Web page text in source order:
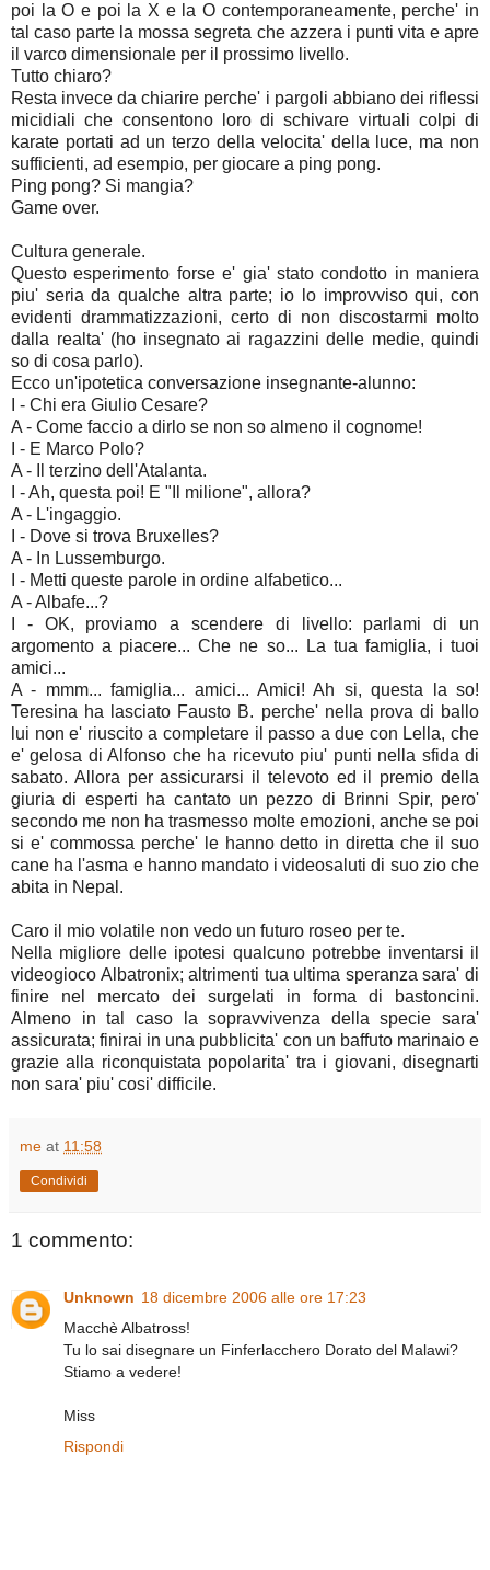
poi la O e poi la X e la O contemporaneamente, perche' in
tal caso parte la mossa segreta che azzera i punti vita e apre
il varco dimensionale per il prossimo livello.
Tutto chiaro?
Resta invece da chiarire perche' i pargoli abbiano dei riflessi
micidiali che consentono loro di schivare virtuali colpi di
karate portati ad un terzo della velocita' della luce, ma non
sufficienti, ad esempio, per giocare a ping pong.
Ping pong? Si mangia?
Game over.
Cultura generale.
Questo esperimento forse e' gia' stato condotto in maniera
piu' seria da qualche altra parte; io lo improvviso qui, con
evidenti drammatizzazioni, certo di non discostarmi molto
dalla realta' (ho insegnato ai ragazzini delle medie, quindi
so di cosa parlo).
Ecco un'ipotetica conversazione insegnante-alunno:
I - Chi era Giulio Cesare?
A - Come faccio a dirlo se non so almeno il cognome!
I - E Marco Polo?
A - Il terzino dell'Atalanta.
I - Ah, questa poi! E "Il milione", allora?
A - L'ingaggio.
I - Dove si trova Bruxelles?
A - In Lussemburgo.
I - Metti queste parole in ordine alfabetico...
A - Albafe...?
I - OK, proviamo a scendere di livello: parlami di un
argomento a piacere... Che ne so... La tua famiglia, i tuoi
amici...
A - mmm... famiglia... amici... Amici! Ah si, questa la so!
Teresina ha lasciato Fausto B. perche' nella prova di ballo
lui non e' riuscito a completare il passo a due con Lella, che
e' gelosa di Alfonso che ha ricevuto piu' punti nella sfida di
sabato. Allora per assicurarsi il televoto ed il premio della
giuria di esperti ha cantato un pezzo di Brinni Spir, pero'
secondo me non ha trasmesso molte emozioni, anche se poi
si e' commossa perche' le hanno detto in diretta che il suo
cane ha l'asma e hanno mandato i videosaluti di suo zio che
abita in Nepal.
Caro il mio volatile non vedo un futuro roseo per te.
Nella migliore delle ipotesi qualcuno potrebbe inventarsi il
videogioco Albatronix; altrimenti tua ultima speranza sara' di
finire nel mercato dei surgelati in forma di bastoncini.
Almeno in tal caso la sopravvivenza della specie sara'
assicurata; finirai in una pubblicita' con un baffuto marinaio e
grazie alla riconquistata popolarita' tra i giovani, disegnarti
non sara' piu' cosi' difficile.
me at 11:58
Condividi
1 commento:
Unknown 18 dicembre 2006 alle ore 17:23
Macchè Albatross!
Tu lo sai disegnare un Finferlacchero Dorato del Malawi?
Stiamo a vedere!
Miss
Rispondi